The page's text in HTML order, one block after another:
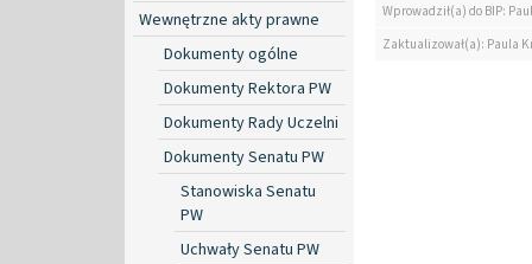
Wewnętrzne akty prawne
Dokumenty ogólne
Dokumenty Rektora PW
Dokumenty Rady Uczelni
Dokumenty Senatu PW
Stanowiska Senatu
PW
Uchwały Senatu PW
Wprowadził(a) do BIP:
Zaktualizował(a): Paula